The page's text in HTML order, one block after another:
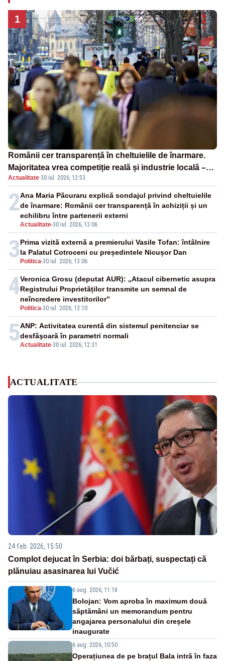
1
Românii cer transparență în cheltuielile de înarmare.
Majoritatea vrea competiție reală și industrie locală –
SONDAJ
Actualitate·30 iul. 2026, 12:53
2
Actualitate-30 iul. 2026, 13:06
Ana Maria Păcuraru explică sondajul privind cheltuielile
de înarmare: Românii cer transparență în achiziții și un
echilibru între partenerii externi
3 Politica-30 iul. 2026, 13:06
Prima vizită externă a premierului Vasile Tofan: întâlnire
la Palatul Cotroceni cu președintele Nicușor Dan
4
Politica-30 iul. 2026, 13:10
Veronica Grosu (deputat AUR): „Atacul cibernetic asupra
Registrului Proprietăților transmite un semnal de
neîncredere investitorilor”
5Actualitate-30 iul. 2026, 12:31
ANP: Activitatea curentă din sistemul penitenciar se
desfăşoară în parametri normali
ACTUALITATE
24 feb. 2026, 15:50
Complot dejucat în Serbia: doi bărbați, suspectați că
plănuiau asasinarea lui Vučić
6 aug. 2026, 11:18
Bolojan: Vom aproba în maximum două
săptămâni un memorandum pentru
angajarea personalului din creșele
inaugurate
6 aug. 2026, 10:50
Operațiunea de pe brațul Bala intră în faza